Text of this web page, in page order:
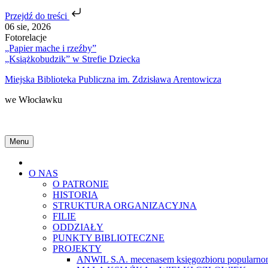
Przejdź do treści
Skip
to
content
06 sie, 2026
Fotorelacje
„Papier mache i rzeźby”
„Książkobudzik” w Strefie Dziecka
Miejska Biblioteka Publiczna im. Zdzisława Arentowicza
we Włocławku
Menu
O NAS
O PATRONIE
HISTORIA
STRUKTURA ORGANIZACYJNA
FILIE
ODDZIAŁY
PUNKTY BIBLIOTECZNE
PROJEKTY
ANWIL S.A. mecenasem księgozbioru